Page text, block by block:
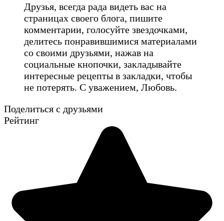
Друзья, всегда рада видеть вас на
страницах своего блога, пишите
комментарии, голосуйте звездочками,
делитесь понравившимися материалами
со своими друзьями, нажав на
социальные кнопочки, закладывайте
интересные рецепты в закладки, чтобы
не потерять. С уважением, Любовь.
Поделиться с друзьями
Рейтинг